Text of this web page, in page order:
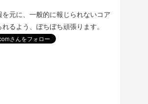
元に、一般的に報じられないコア
るよう、ぼちぼち頑張ります。